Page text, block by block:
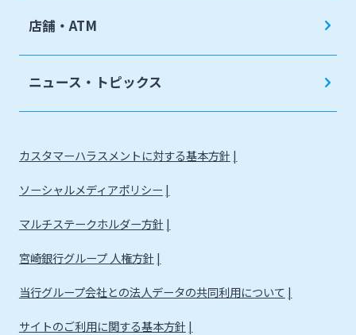
店舗・ATM
ニュース・トピックス
カスタマーハラスメントに対する基本方針
ソーシャルメディアポリシー
マルチステークホルダー方針
宮崎銀行グループ 人権方針
当行グループ会社との法人データの共同利用について
サイトのご利用に関する基本方針